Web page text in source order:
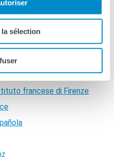
sélection
già
Firenze
francese di Firenze